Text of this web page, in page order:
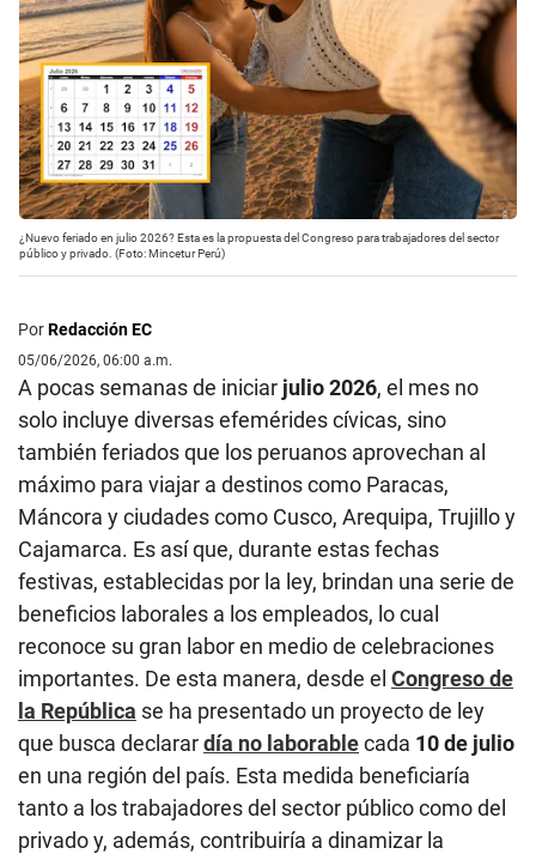
¿Nuevo feriado en julio 2026? Esta es la propuesta del Congreso para trabajadores del sector
público y privado. (Foto: Mincetur Perú)
PorRedacción EC
05/06/2026, 06:00 a.m.
A pocas semanas de iniciar julio 2026, el mes no
solo incluye diversas efemérides cívicas, sino
también feriados que los peruanos aprovechan al
máximo para viajar a destinos como Paracas,
Máncora y ciudades como Cusco, Arequipa, Trujillo y
Cajamarca. Es así que, durante estas fechas
festivas, establecidas por la ley, brindan una serie de
beneficios laborales a los empleados, lo cual
reconoce su gran labor en medio de celebraciones
importantes. De esta manera, desde el Congreso de
la República se ha presentado un proyecto de ley
que busca declarardía no laborablecada 10 de julio
en una región del país. Esta medida beneficiaría
tanto a los trabajadores del sector público como del
privado y, además, contribuiría a dinamizar la